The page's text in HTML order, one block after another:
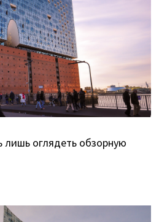
лишь оглядеть обзорную